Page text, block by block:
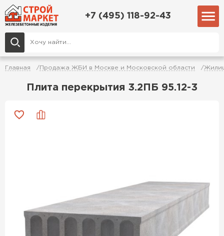
+7 (495) 118-92-43
Главная Продажа ЖБИ в Москве и Московской области
Плита перекрытия 3.2ПБ 95.12-3